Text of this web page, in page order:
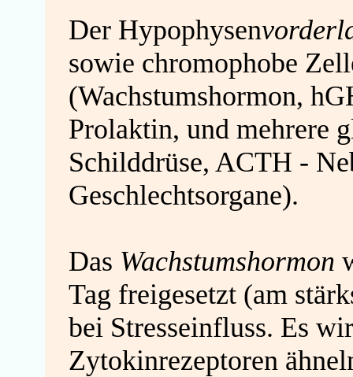
Der Hypophysen
sowie chromophobe
(Wachstumshormon,
Prolaktin, und mehrere
Schilddrüse, ACTH -
Geschlechtsorgane).
Das Wachstumshormon
Tag freigesetzt (am
bei Stresseinfluss. Es
Zytokinrezeptoren